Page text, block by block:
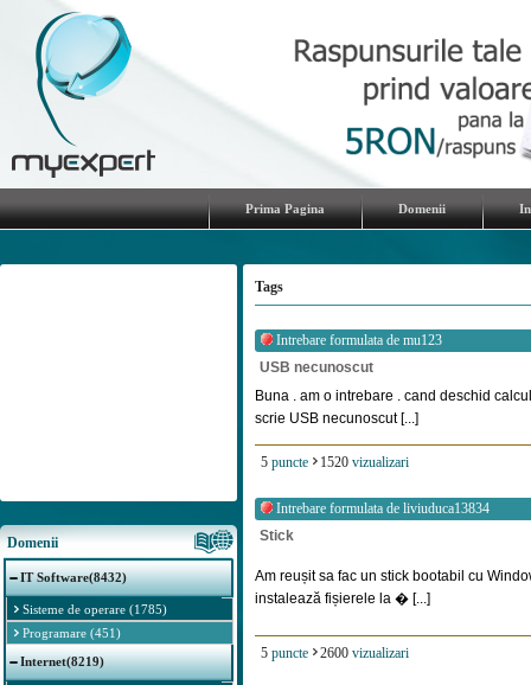
Prima Pagina Domenii
Domenii
IT Software(8432)
Sisteme de operare (1785)
Programare (451)
Internet(8219)
Tags
Intrebare formulata de mu123
USB necunoscut
Buna . am o intrebare . cand deschid
scrie USB necunoscut [...]
5 puncte 1520 vizualizari
Intrebare formulata de liviuduca13834
Stick
Am reușit sa fac un stick bootabil cu
instalează fișierele la � [...]
5 puncte 2600 vizualizari